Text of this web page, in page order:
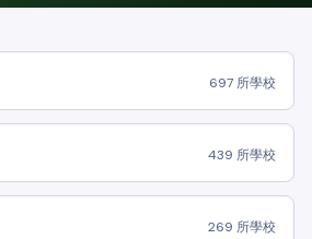
697 所學校
439 所學校
269 所學校